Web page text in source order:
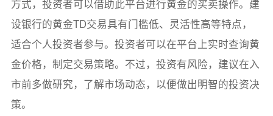
方式，投资者可以借助此平台进行黄金的买卖操作。建
设银行的黄金TD交易具有门槛低、灵活性高等特点，
适合个人投资者参与。投资者可以在平台上实时查询黄
金价格，制定交易策略。不过，投资有风险，建议在入
市前多做研究，了解市场动态，以便做出明智的投资决
策。